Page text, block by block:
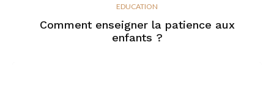
EDUCATION
Comment enseigner la patience aux
enfants ?